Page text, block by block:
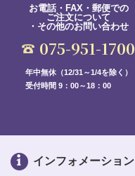
お電話・FAX・郵便での
ご注文について
・その他のお問い合わせ
075-951-1700
年中無休（12/31～1/4を除く）
受付時間 9：00～18：00
インフォメーション